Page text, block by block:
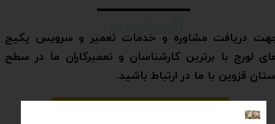
دریافت مشاوره و خدمات تعمیر و سرویس پکیج
لورچ با برترین کارشناسان و تعمیرکاران ما در سطح
قزوین با ما در ارتباط باشید.
شماره تماس: 09028829641